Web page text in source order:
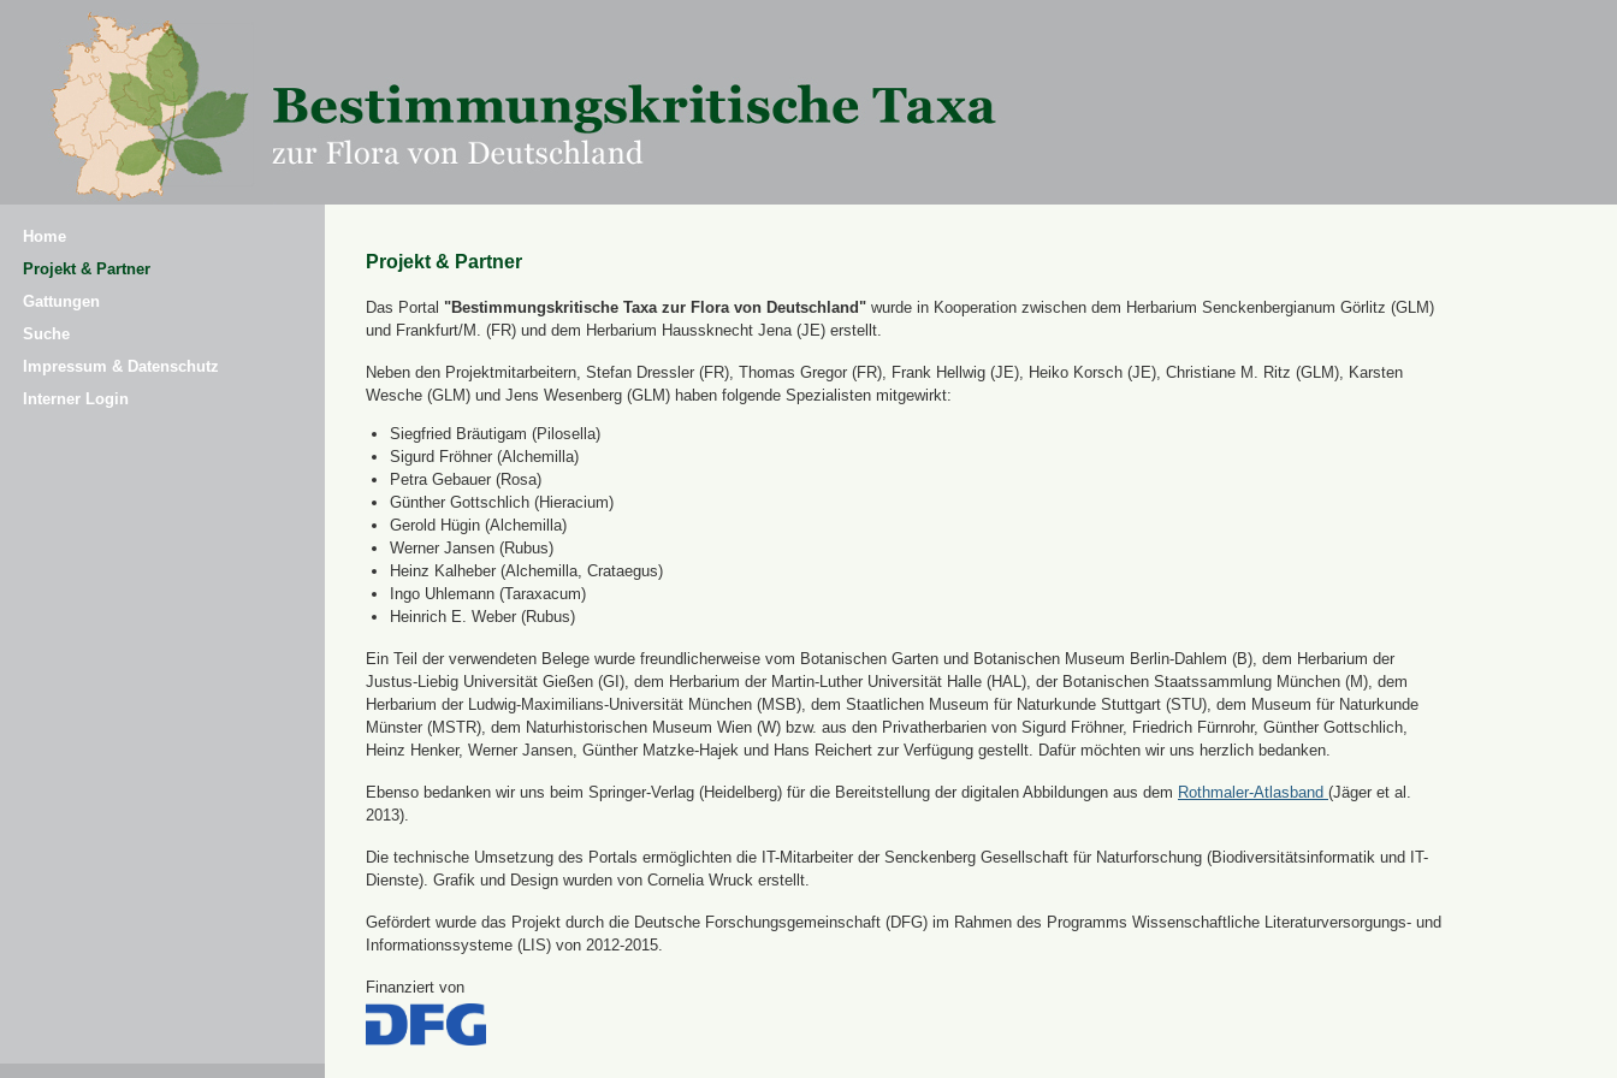
Home
Projekt & Partner
Gattungen
Suche
Impressum & Datenschutz
Interner Login
Projekt & Partner
Das Portal "Bestimmungskritische Taxa zur Flora von Deutschland" wurde in Kooperation zwischen dem Herbarium Senckenbergianum Görlitz (GLM)
und Frankfurt/M. (FR) und dem Herbarium Haussknecht Jena (JE) erstellt.
Neben den Projektmitarbeitern, Stefan Dressler (FR), Thomas Gregor (FR), Frank Hellwig (JE), Heiko Korsch (JE), Christiane M. Ritz (GLM), Karsten
Wesche (GLM) und Jens Wesenberg (GLM) haben folgende Spezialisten mitgewirkt:
Siegfried Bräutigam (Pilosella)
Sigurd Fröhner (Alchemilla)
Petra Gebauer (Rosa)
Günther Gottschlich (Hieracium)
Gerold Hügin (Alchemilla)
Werner Jansen (Rubus)
Heinz Kalheber (Alchemilla, Crataegus)
Ingo Uhlemann (Taraxacum)
Heinrich E. Weber (Rubus)
Ein Teil der verwendeten Belege wurde freundlicherweise vom Botanischen Garten und Botanischen Museum Berlin-Dahlem (B), dem Herbarium der
Justus-Liebig Universität Gießen (GI), dem Herbarium der Martin-Luther Universität Halle (HAL), der Botanischen Staatssammlung München (M), dem
Herbarium der Ludwig-Maximilians-Universität München (MSB), dem Staatlichen Museum für Naturkunde Stuttgart (STU), dem Museum für Naturkunde
Münster (MSTR), dem Naturhistorischen Museum Wien (W) bzw. aus den Privatherbarien von Sigurd Fröhner, Friedrich Fürnrohr, Günther Gottschlich,
Heinz Henker, Werner Jansen, Günther Matzke-Hajek und Hans Reichert zur Verfügung gestellt. Dafür möchten wir uns herzlich bedanken.
Ebenso bedanken wir uns beim Springer-Verlag (Heidelberg) für die Bereitstellung der digitalen Abbildungen aus dem Rothmaler-Atlasband (Jäger et al.
2013).
Die technische Umsetzung des Portals ermöglichten die IT-Mitarbeiter der Senckenberg Gesellschaft für Naturforschung (Biodiversitätsinformatik und IT-
Dienste). Grafik und Design wurden von Cornelia Wruck erstellt.
Gefördert wurde das Projekt durch die Deutsche Forschungsgemeinschaft (DFG) im Rahmen des Programms Wissenschaftliche Literaturversorgungs- und
Informationssysteme (LIS) von 2012-2015.
Finanziert von